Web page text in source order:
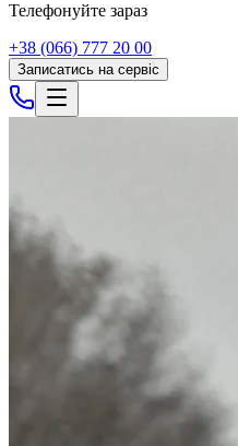
Телефонуйте зараз
+38 (066) 777 20 00
Записатись на сервіс